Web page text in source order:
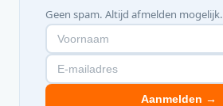
Geen spam. Altijd afmelden mogelijk.
Aanmelden →